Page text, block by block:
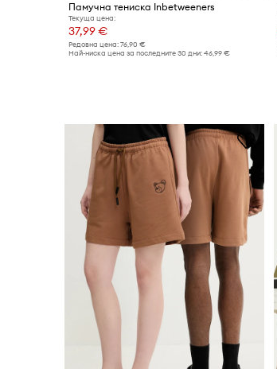
Памучна тениска Inbetweeners
Текуща цена:
37,99 €
Редовна цена: 76,90 €
Най-ниска цена за последните 30 дни: 46,99 €